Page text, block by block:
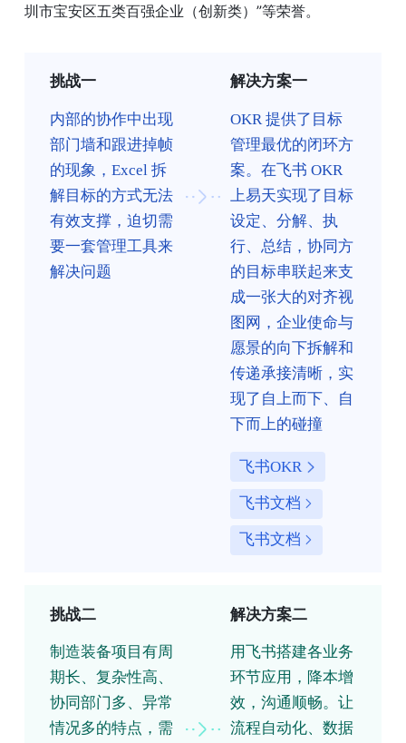
圳市宝安区五类百强企业（创新类）”等荣誉。
挑战一
内部的协作中出现
部门墙和跟进掉帧
的现象，Excel 拆
解目标的方式无法
有效支撑，迫切需
要一套管理工具来
解决问题
解决方案一
OKR 提供了目标
管理最优的闭环方
案。在飞书 OKR
上易天实现了目标
设定、分解、执
行、总结，协同方
的目标串联起来支
成一张大的对齐视
图网，企业使命与
愿景的向下拆解和
传递承接清晰，实
现了自上而下、自
下而上的碰撞
飞书OKR
飞书文档
飞书文档
挑战二
制造装备项目有周
期长、复杂性高、
协同部门多、异常
情况多的特点，需
解决方案二
用飞书搭建各业务
环节应用，降本增
效，沟通顺畅。让
流程自动化、数据